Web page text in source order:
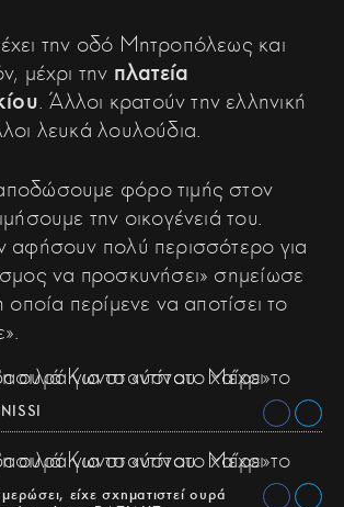
την οδό Μητροπόλεως και
μέχρι την πλατεία
. Άλλοι κρατούν την ελληνική
λευκά λουλούδια.
φόρο τιμής στον
την οικογένειά του.
αφήσουν πολύ περισσότερο για
να προσκυνήσει» σημείωσε
οποία περίμενε να αποτίσει το
είχε σχηματιστεί ουρά